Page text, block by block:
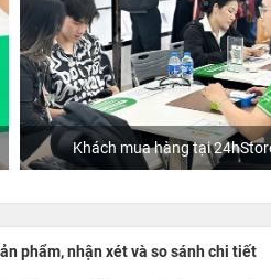
Khách mua hàng tại 24hStore
phẩm, nhận xét và so sánh chi tiết